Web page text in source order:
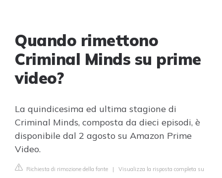
Quando rimettono
Criminal Minds su prime
video?
La quindicesima ed ultima stagione di
Criminal Minds, composta da dieci episodi, è
disponibile dal 2 agosto su Amazon Prime
Video.
Richiesta di rimozione della fonte | Visualizza la risposta completa su